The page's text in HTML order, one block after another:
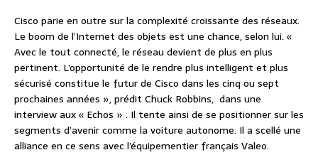
Cisco parie en outre sur la complexité croissante des réseaux.
Le boom de l’Internet des objets est une chance, selon lui. «
Avec le tout connecté, le réseau devient de plus en plus
pertinent. L’opportunité de le rendre plus intelligent et plus
sécurisé constitue le futur de Cisco dans les cinq ou sept
prochaines années », prédit Chuck Robbins, dans une
interview aux « Echos » . Il tente ainsi de se positionner sur les
segments d’avenir comme la voiture autonome. Il a scellé une
alliance en ce sens avec l’équipementier français Valeo.